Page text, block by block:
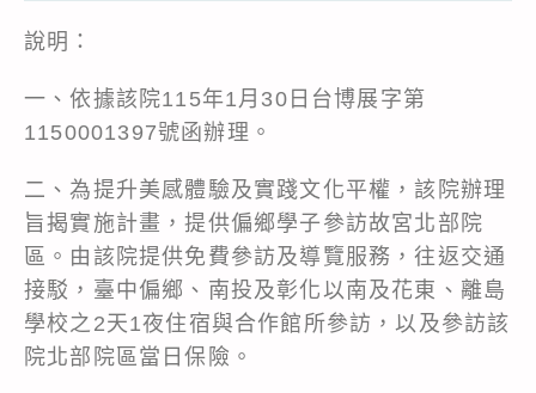
說明：
一、依據該院115年1月30日台博展字第
1150001397號函辦理。
二、為提升美感體驗及實踐文化平權，該院辦理
旨揭實施計畫，提供偏鄉學子參訪故宮北部院
區。由該院提供免費參訪及導覽服務，往返交通
接駁，臺中偏鄉、南投及彰化以南及花東、離島
學校之2天1夜住宿與合作館所參訪，以及參訪該
院北部院區當日保險。